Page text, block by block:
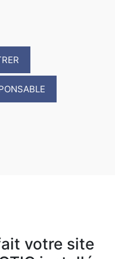
votre site